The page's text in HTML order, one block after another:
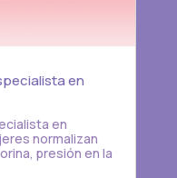
en
en
normalizan
presión en la